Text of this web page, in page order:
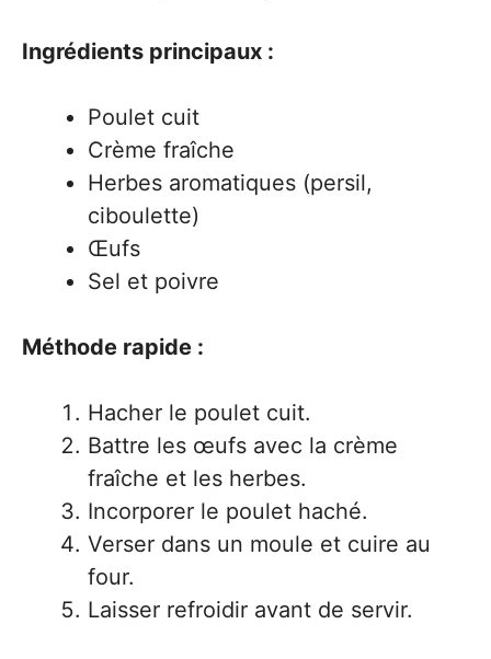
Ingrédients principaux :
Poulet cuit
Crème fraîche
Herbes aromatiques (persil,
ciboulette)
Œufs
Sel et poivre
Méthode rapide :
Hacher le poulet cuit.
Battre les œufs avec la crème
fraîche et les herbes.
Incorporer le poulet haché.
Verser dans un moule et cuire au
four.
Laisser refroidir avant de servir.